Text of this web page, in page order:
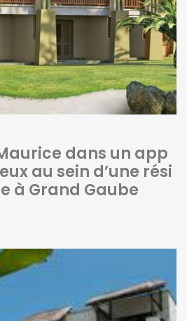
dans un app
au sein d’une rési
à Grand Gaube